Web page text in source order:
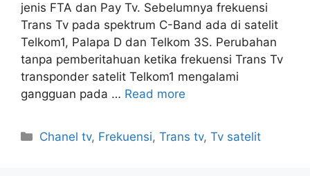
jenis FTA dan Pay Tv. Sebelumnya frekuensi
Trans Tv pada spektrum C-Band ada di satelit
Telkom1, Palapa D dan Telkom 3S. Perubahan
tanpa pemberitahuan ketika frekuensi Trans Tv
transponder satelit Telkom1 mengalami
gangguan pada … Read more
Categories
Chanel tv, Frekuensi,Trans tv,Tv satelit